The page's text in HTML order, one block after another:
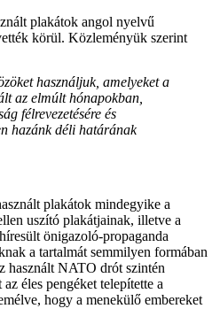
plakátok angol nyelvű
körül. Közleményük szerint
használjuk, amelyeket a
az elmúlt hónapokban,
félrevezetésére és
hazánk déli határának
plakátok mindegyike a
uszító plakátjainak, illetve a
önigazoló-propaganda
a tartalmát semmilyen formában
használt NATO drót szintén
éles pengéket telepítette a
hogy a menekülő embereket